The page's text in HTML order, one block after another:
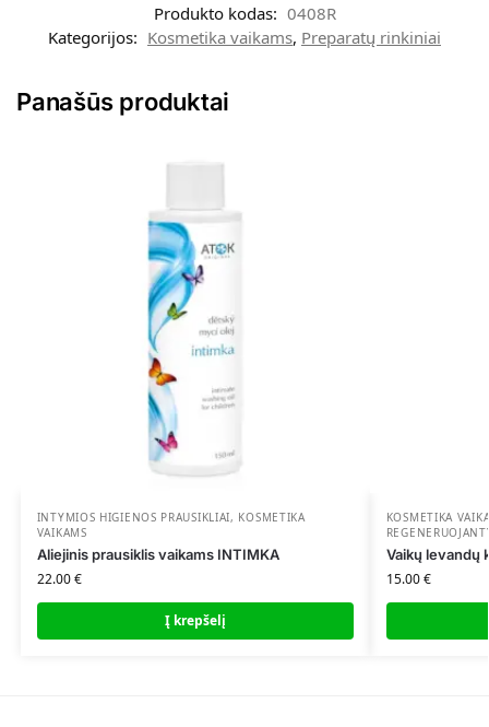
Produkto kodas: 0408R
Kategorijos: Kosmetika vaikams, Preparatų rinkiniai
Panašūs produktai
INTYMIOS HIGIENOS PRAUSIKLIAI, KOSMETIKA
VAIKAMS
Aliejinis prausiklis vaikams INTIMKA
22.00€
Į krepšelį
KOSMETIKA
Vaikų levandų
15.00€